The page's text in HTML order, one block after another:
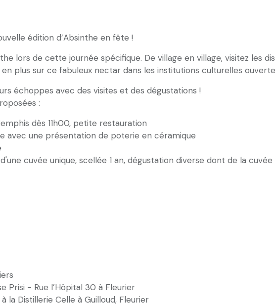
édition d’Absinthe en fête !
lors de cette journée spécifique. De village en village, visitez les
plus sur ce fabuleux nectar dans les institutions culturelles
échoppes avec des visites et des dégustations !
:
dès 11h00, petite restauration
avec une présentation de poterie en céramique
cuvée unique, scellée 1 an, dégustation diverse dont de la
Prisi - Rue l’Hôpital 30 à Fleurier
la Distillerie Celle à Guilloud, Fleurier